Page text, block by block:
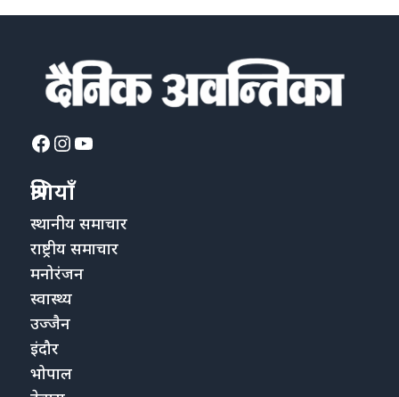
Facebook
Instagram
YouTube
श्रेणियाँ
स्थानीय समाचार
राष्ट्रीय समाचार
मनोरंजन
स्वास्थ्य
उज्जैन
इंदौर
भोपाल